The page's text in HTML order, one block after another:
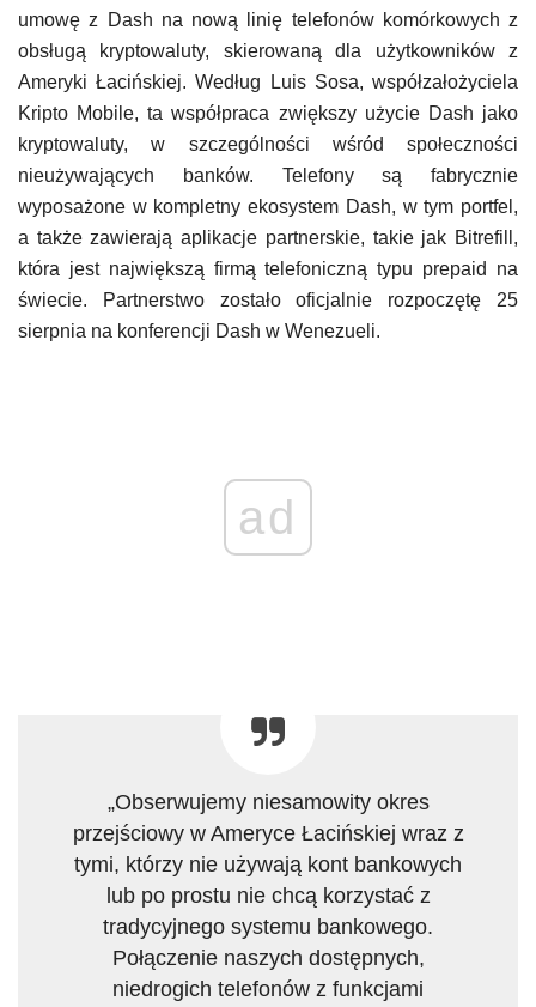
umowę z Dash na nową linię telefonów komórkowych z
obsługą kryptowaluty, skierowaną dla użytkowników z
Ameryki Łacińskiej. Według Luis Sosa, współzałożyciela
Kripto Mobile, ta współpraca zwiększy użycie Dash jako
kryptowaluty, w szczególności wśród społeczności
nieużywających banków. Telefony są fabrycznie
wyposażone w kompletny ekosystem Dash, w tym portfel,
a także zawierają aplikacje partnerskie, takie jak Bitrefill,
która jest największą firmą telefoniczną typu prepaid na
świecie. Partnerstwo zostało oficjalnie rozpoczętę 25
sierpnia na konferencji Dash w Wenezueli.
ad
„Obserwujemy niesamowity okres
przejściowy w Ameryce Łacińskiej wraz z
tymi, którzy nie używają kont bankowych
lub po prostu nie chcą korzystać z
tradycyjnego systemu bankowego.
Połączenie naszych dostępnych,
niedrogich telefonów z funkcjami